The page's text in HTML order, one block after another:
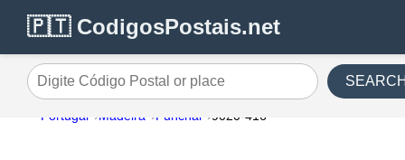
🇵🇹 CodigosPostais.net
Digite Código Postal or place
Portugal Madeira Funchal 9020-416